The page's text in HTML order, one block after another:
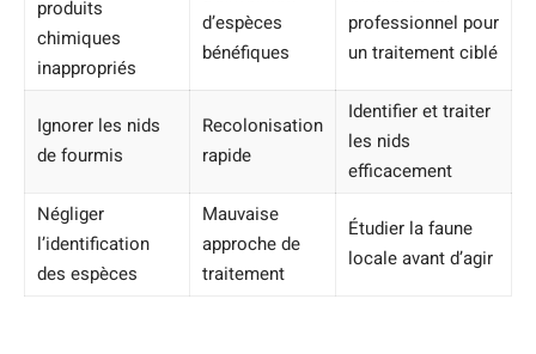
produits
chimiques
inappropriés
d’espèces
bénéfiques
professionnel pour
un traitement ciblé
Ignorer les nids
de fourmis
Recolonisation
rapide
Identifier et traiter
les nids
efficacement
Négliger
l’identification
des espèces
Mauvaise
approche de
traitement
Étudier la faune
locale avant d’agir